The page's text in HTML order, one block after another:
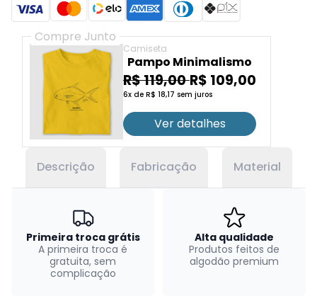
Compre Junto
Camiseta
Pampo Minimalismo
R$ 119,00 R$ 109,00
6x de R$ 18,17 sem juros
Ver detalhes
Descrição Fabricação Material
Primeira troca grátis
A primeira troca é
gratuita, sem
complicação
Alta qualidade
Produtos feitos de
algodão premium